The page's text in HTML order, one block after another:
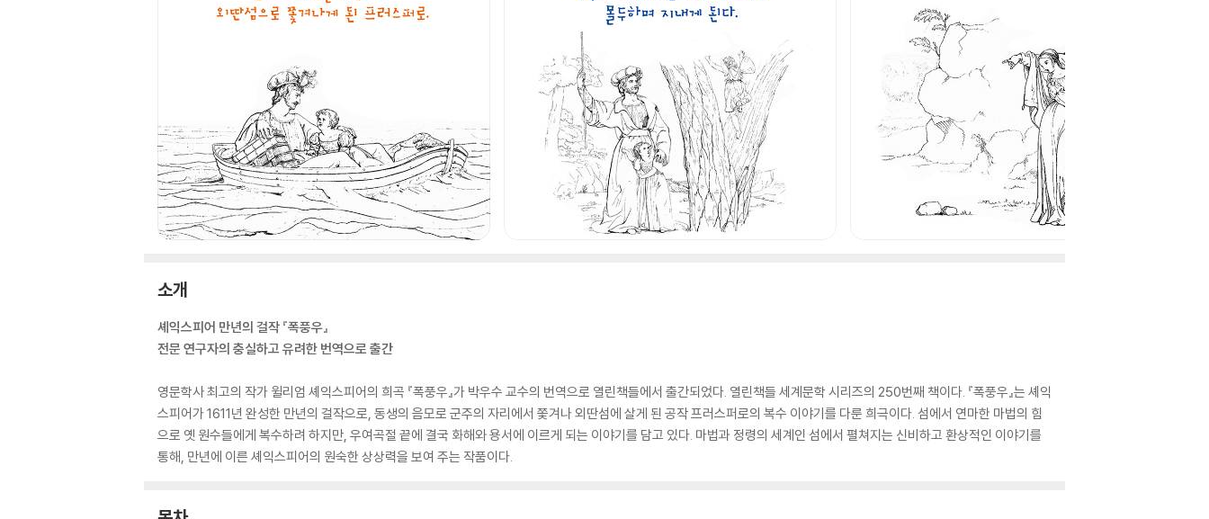
소개
셰익스피어 만년의 걸작 『폭풍우』
전문 연구자의 충실하고 유려한 번역으로 출간
영문학사 최고의 작가 윌리엄 셰익스피어의 희곡 『폭풍우』가 박우수 교수의 번역으로 열린책들에서 출간되었다. 열린책들 세계문학 시리즈의 250번째 책이다. 『폭풍우』는 셰익
스피어가 1611년 완성한 만년의 걸작으로, 동생의 음모로 군주의 자리에서 쫓겨나 외딴섬에 살게 된 공작 프러스퍼로의 복수 이야기를 다룬 희극이다. 섬에서 연마한 마법의 힘
으로 옛 원수들에게 복수하려 하지만, 우여곡절 끝에 결국 화해와 용서에 이르게 되는 이야기를 담고 있다. 마법과 정령의 세계인 섬에서 펼쳐지는 신비하고 환상적인 이야기를
통해, 만년에 이른 셰익스피어의 원숙한 상상력을 보여 주는 작품이다.